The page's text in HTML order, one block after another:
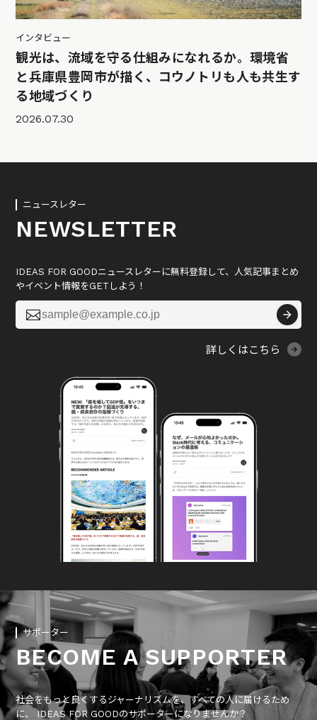
インタビュー
観光は、流域を守る仕組みになれるか。環境省
と兵庫県豊岡市が描く、コウノトリも人も共生す
る地域づくり
2026.07.30
ニュースレター
NEWSLETTER
IDEAS FOR GOODニュースレターに無料登録して、人気記事まとめ
やイベント情報をGETしよう！

詳しくはこちら
サポーター
BECOME A SUPPORTER
社会をもっと良くするジャーナリズムを、すべての人に届けるため
に、 IDEAS FOR GOODのサポーターになりませんか？